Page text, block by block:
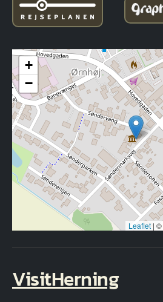
+
−
Leaflet | ©
VisitHerning